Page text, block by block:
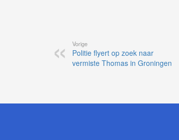
Vorige
Politie flyert op zoek naar
vermiste Thomas in Groningen